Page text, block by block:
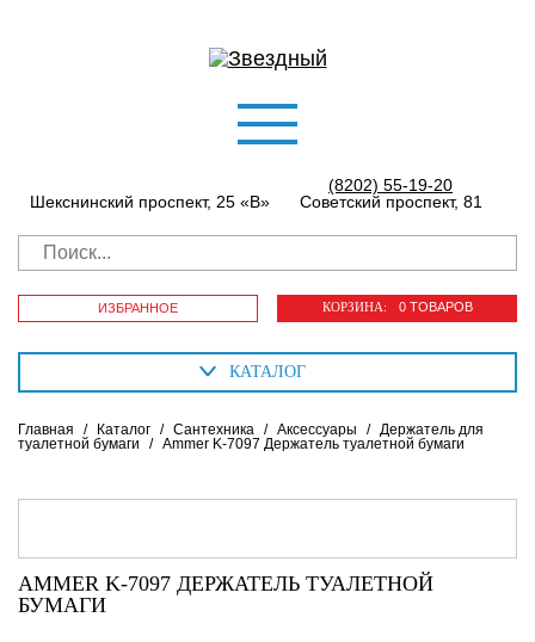
Шекснинский проспект, 25 «В»
(8202) 55-19-20
Советский проспект, 81
ИЗБРАННОЕ КОРЗИНА: 0 ТОВАРОВ
КАТАЛОГ
Главная / Каталог / Сантехника / Аксессуары / Держатель для
туалетной бумаги
/ Ammer K-7097 Держатель туалетной бумаги
AMMER K-7097 ДЕРЖАТЕЛЬ ТУАЛЕТНОЙ
БУМАГИ